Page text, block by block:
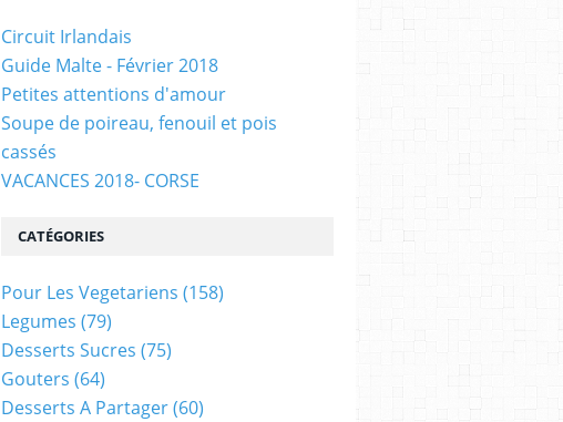
Circuit Irlandais
Guide Malte - Février 2018
Petites attentions d'amour
Soupe de poireau, fenouil et pois
cassés
VACANCES 2018- CORSE
CATÉGORIES
Pour Les Vegetariens (158)
Legumes (79)
Desserts Sucres (75)
Gouters (64)
Desserts A Partager(60)